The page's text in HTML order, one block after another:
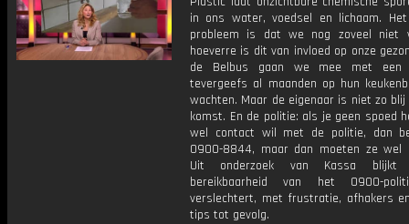
in ons water, voedsel en lichaam.
probleem is dat we nog zoveel niet
hoeverre is dit van invloed op onze
de Belbus gaan we mee met
tevergeefs al maanden op hun
wachten. Maar de eigenaar is niet zo
komst. En de politie: als je geen spoed
wel contact wil met de politie, dan
0900-8844, maar dan moeten ze wel
Uit onderzoek van Kassa
bereikbaarheid van het 0900-
verslechtert, met frustratie, afhakers
tips tot gevolg.